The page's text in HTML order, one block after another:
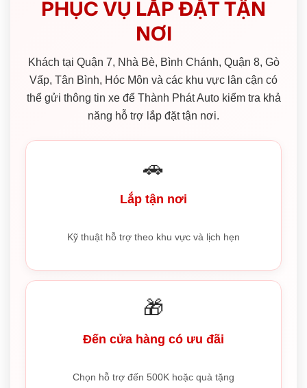
PHỤC VỤ LẮP ĐẶT TẬN
NƠI
Khách tại Quận 7, Nhà Bè, Bình Chánh, Quận 8, Gò
Vấp, Tân Bình, Hóc Môn và các khu vực lân cận có
thể gửi thông tin xe để Thành Phát Auto kiểm tra khả
năng hỗ trợ lắp đặt tận nơi.
🚗
Lắp tận nơi
Kỹ thuật hỗ trợ theo khu vực và lịch hẹn
🎁
Đến cửa hàng có ưu đãi
Chọn hỗ trợ đến 500K hoặc quà tặng